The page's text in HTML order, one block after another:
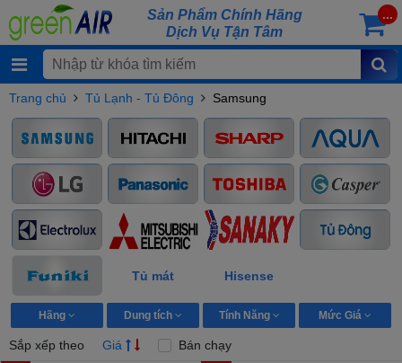
Sản Phẩm Chính Hãng
Dịch Vụ Tận Tâm
...
Trang chủ Tủ Lạnh - Tủ Đông Samsung
Tủ mát Hisense
Hãng Dung tích Tính Năng Mức Giá
Sắp xếp theo Giá Bán chạy